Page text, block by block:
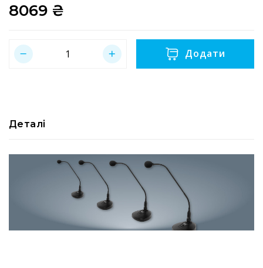
обладнання
Антени
Тайм-
коди
Генератори
тайм-
кодів
Приймачі
8069 ₴
Додати
Деталі